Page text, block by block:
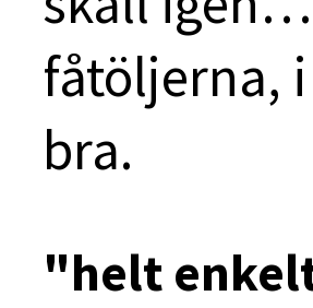
fåtöljerna,
bra.
"helt